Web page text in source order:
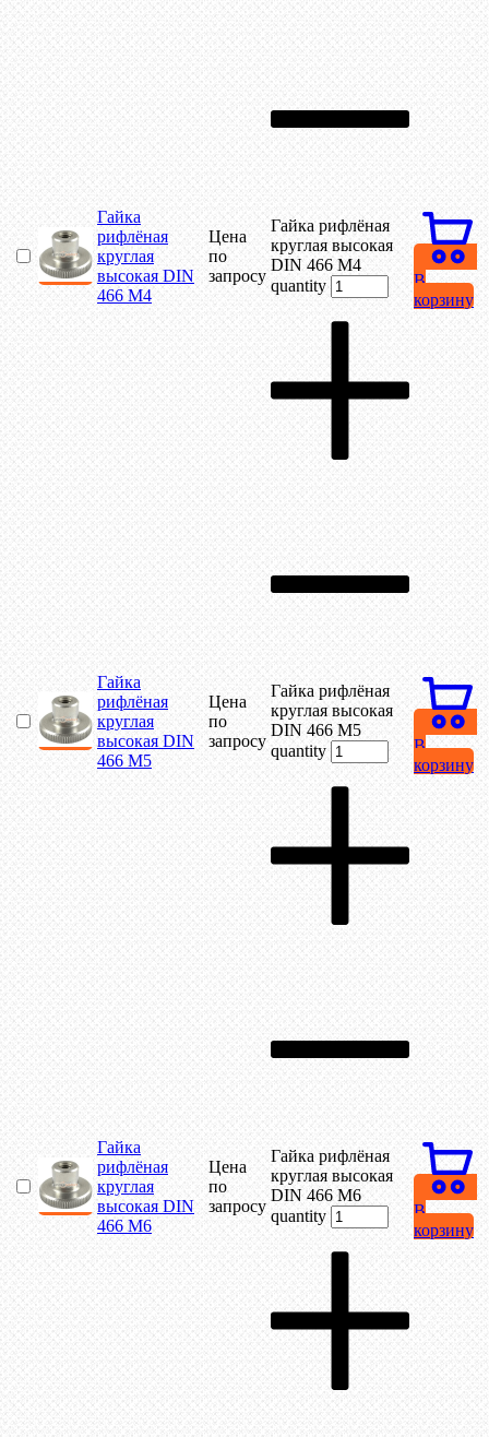
Гайка
рифлёная
круглая
высокая DIN
466 М4
Цена
по
запросу
Гайка рифлёная
круглая высокая
DIN 466 М4
quantity
В
корзину
Гайка
рифлёная
круглая
высокая DIN
466 М5
Цена
по
запросу
Гайка рифлёная
круглая высокая
DIN 466 М5
quantity
В
корзину
Гайка
рифлёная
круглая
высокая DIN
466 М6
Цена
по
запросу
Гайка рифлёная
круглая высокая
DIN 466 М6
quantity
В
корзину